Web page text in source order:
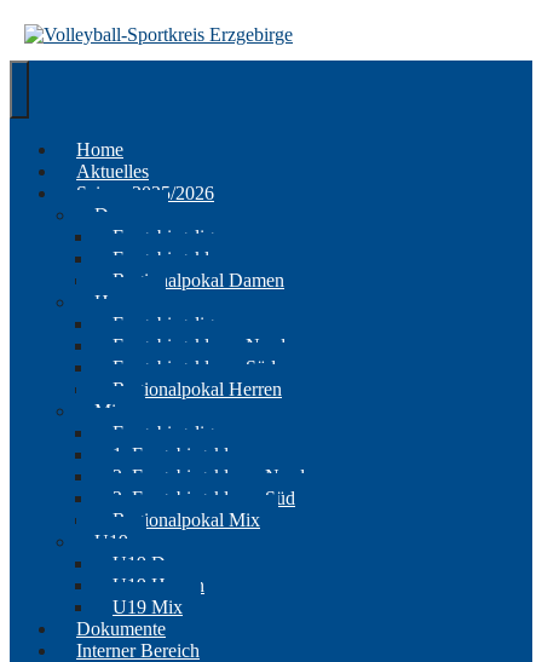
zum
Inhalt
Home
Aktuelles
Saison 2025/2026
Damen
Erzgebirgsliga
Erzgebirgsklasse
Regionalpokal Damen
Herren
Erzgebirgsliga
Erzgebirgsklasse Nord
Erzgebirgsklasse Süd
Regionalpokal Herren
Mix
Erzgebirgsliga
1. Erzgebirgsklasse
2. Erzgebirgsklasse Nord
2. Erzgebirgsklasse Süd
Regionalpokal Mix
U19
U19 Damen
U19 Herren
U19 Mix
Dokumente
Interner Bereich